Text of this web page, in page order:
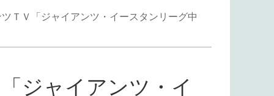
ＴＶ「ジャイアンツ・イースタンリーグ中
ジャイアンツ・イ